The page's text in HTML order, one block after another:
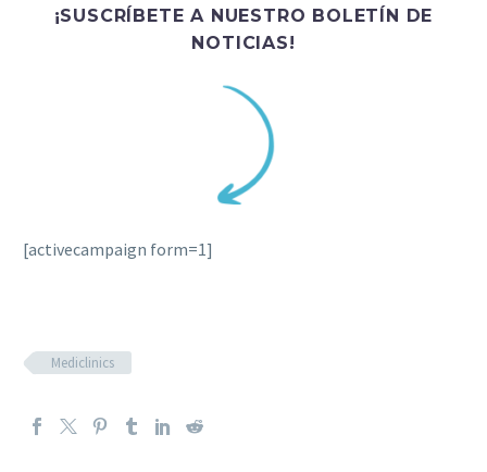
¡SUSCRÍBETE A NUESTRO BOLETÍN DE
NOTICIAS!
[activecampaign form=1]
Mediclinics